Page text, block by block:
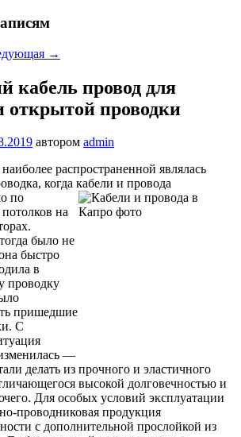
→
кабель провод для
открытой проводки
автором admin
распространенной являлась
когда кабели и провода
по
на
было не
быстро
в
проводку
пришедшие
С
—
делать из прочного и эластичного
высокой долговечностью и
Для особых условий эксплуатации
проводниковая продукция
с дополнительной прослойкой из